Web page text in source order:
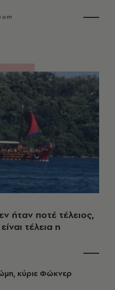
ήταν ποτέ τέλειος,
τέλεια η
κύριε Φώκνερ